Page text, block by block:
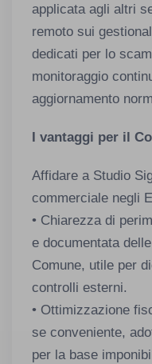
applicata agli altri
remoto sui
dedicati per lo
monitoraggio
aggiornamento
I vantaggi per il
Affidare a Studio
commerciale negli
• Chiarezza di
e documentata
Comune, utile per
controlli esterni.
• Ottimizzazione
se conveniente,
per la base